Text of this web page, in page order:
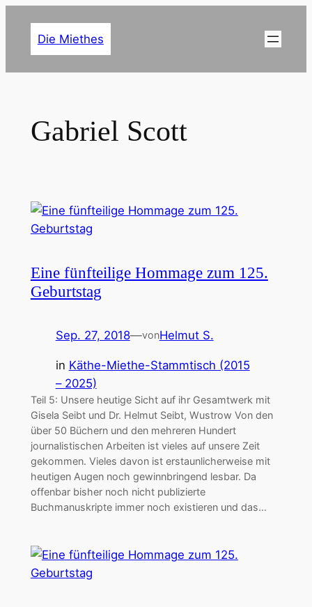
Die Miethes
Gabriel Scott
Eine fünfteilige Hommage zum 125.
Geburtstag
Sep. 27, 2018—vonHelmut S.
in Käthe-Miethe-Stammtisch (2015
– 2025)
Teil 5: Unsere heutige Sicht auf ihr Gesamtwerk mit
Gisela Seibt und Dr. Helmut Seibt, Wustrow Von den
über 50 Büchern und den mehreren Hundert
journalistischen Arbeiten ist vieles auf unsere Zeit
gekommen. Vieles davon ist erstaunlicherweise mit
heutigen Augen noch gewinnbringend lesbar. Da
offenbar bisher noch nicht publizierte
Buchmanuskripte immer noch existieren und das…